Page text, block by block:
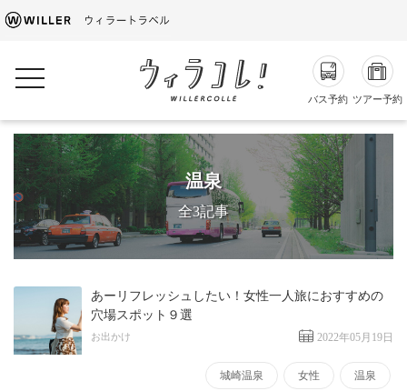
バス予約 ツアー予約
toggle navigation
温泉
全3記事
あーリフレッシュしたい！女性一人旅におすすめの
穴場スポット９選
お出かけ 2022年05月19日
城崎温泉 女性 温泉